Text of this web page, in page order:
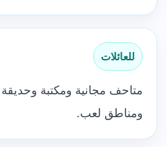
للعائلات
متاحف مجانية ومكتبة
ومناطق لعب.